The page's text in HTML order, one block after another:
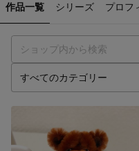
作品一覧 シリーズ プロフ